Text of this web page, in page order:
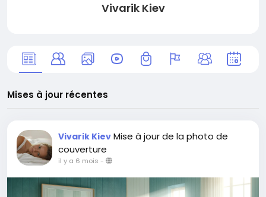
Vivarik Kiev
Mises à jour récentes
Vivarik Kiev Mise à jour de la photo de
couverture
il y a 6 mois -